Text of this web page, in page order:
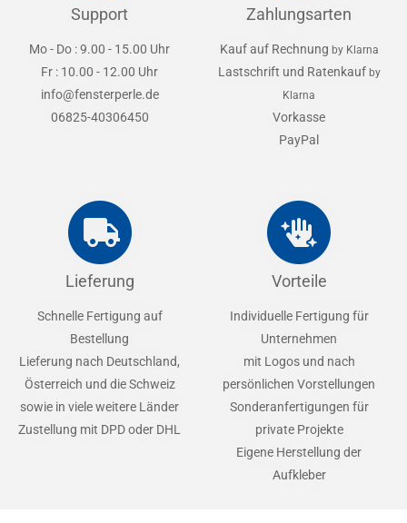
Support
Mo - Do : 9.00 - 15.00 Uhr
Fr : 10.00 - 12.00 Uhr
info@fensterperle.de
06825-40306450
Zahlungsarten
Kauf auf Rechnung by Klarna
Lastschrift und Ratenkauf by
Klarna
Vorkasse
PayPal
Lieferung
Schnelle Fertigung auf
Bestellung
Lieferung nach Deutschland,
Österreich und die Schweiz
sowie in viele weitere Länder
Zustellung mit DPD oder DHL
Vorteile
Individuelle Fertigung für
Unternehmen
mit Logos und nach
persönlichen Vorstellungen
Sonderanfertigungen für
private Projekte
Eigene Herstellung der
Aufkleber